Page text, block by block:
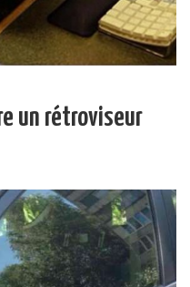
un rétroviseur